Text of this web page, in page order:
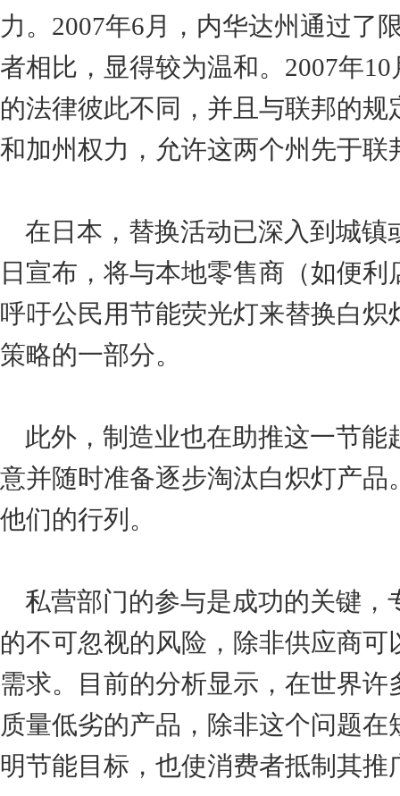
力。2007年6月，内华达州通过了
者相比，显得较为温和。2007年
的法律彼此不同，并且与联邦的
和加州权力，允许这两个州先于
在日本，替换活动已深入到城镇
日宣布，将与本地零售商（如便
呼吁公民用节能荧光灯来替换白
策略的一部分。
此外，制造业也在助推这一节能
意并随时准备逐步淘汰白炽灯产
他们的行列。
私营部门的参与是成功的关键，
的不可忽视的风险，除非供应商
需求。目前的分析显示，在世界
质量低劣的产品，除非这个问题
明节能目标，也使消费者抵制其推